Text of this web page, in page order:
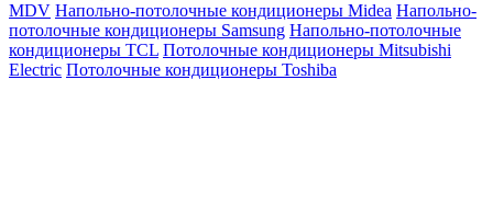
MDV Напольно-потолочные кондиционеры Midea Напольно-
потолочные кондиционеры Samsung Напольно-потолочные
кондиционеры TCL Потолочные кондиционеры Mitsubishi
Electric Потолочные кондиционеры Toshiba